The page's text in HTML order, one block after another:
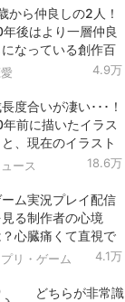
から仲良しの2人！
年後はより一層仲良
になっている創作百
4.9万
度合いが凄い･･･！
年前に描いたイラス
と、現在のイラスト
投稿したツイートが
ース 18.6万
ム実況プレイ配信
見る制作者の心境
？心臓痛くて直視で
なかった！
リ・ゲーム 4.1万
どちらが非常識